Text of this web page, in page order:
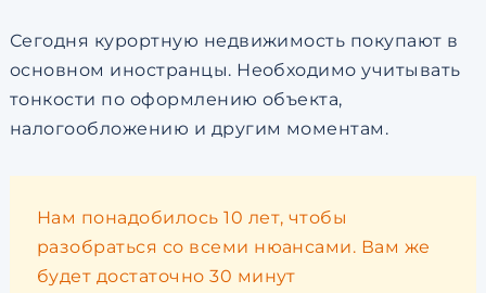
Сегодня курортную недвижимость покупают в
основном иностранцы. Необходимо учитывать
тонкости по оформлению объекта,
налогообложению и другим моментам.
Нам понадобилось 10 лет, чтобы
разобраться со всеми нюансами. Вам же
будет достаточно 30 минут